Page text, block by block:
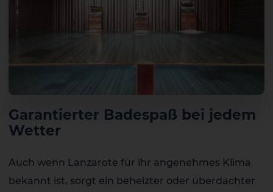
Garantierter Badespaß bei jedem
Wetter
Auch wenn Lanzarote für ihr angenehmes Klima
bekannt ist, sorgt ein beheizter oder überdachter